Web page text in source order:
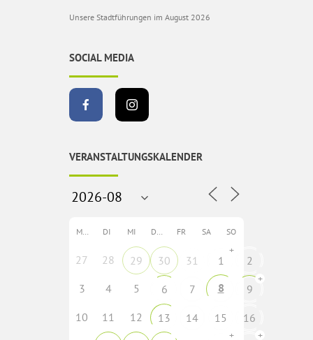
Unsere Stadtführungen im August 2026
SOCIAL MEDIA
VERANSTALTUNGSKALENDER
DI MI FR SA SO
27 28 29 30 31 1
+
2
3
4 5 6 7 8 9
+
10 11 12 13 14 15
16
+ +